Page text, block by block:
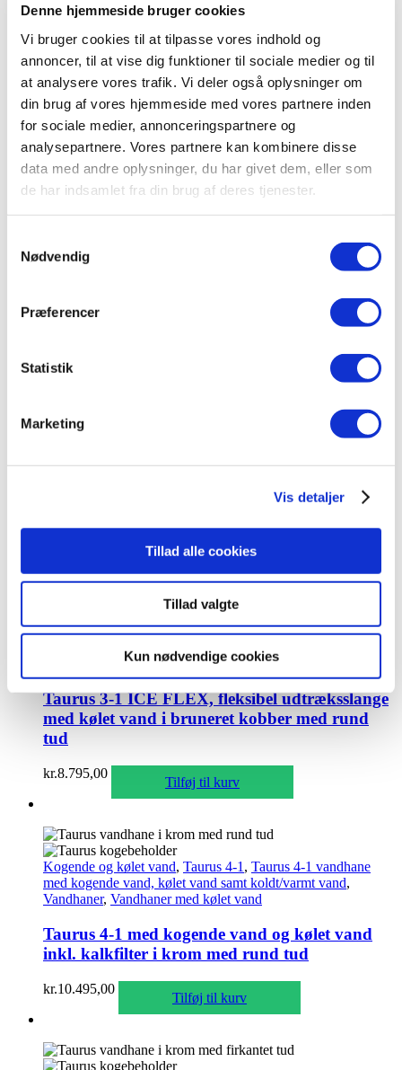
Denne hjemmeside bruger cookies
Vi bruger cookies til at tilpasse vores indhold og
annoncer, til at vise dig funktioner til sociale medier og til
at analysere vores trafik. Vi deler også oplysninger om
din brug af vores hjemmeside med vores partnere inden
for sociale medier, annonceringspartnere og
analysepartnere. Vores partnere kan kombinere disse
data med andre oplysninger, du har givet dem, eller som
de har indsamlet fra din brug af deres tjenester.
Nødvendig
Præferencer
Statistik
Marketing
Vis detaljer
Tillad alle cookies
Tillad valgte
Kun nødvendige cookies
Taurus 3-1 ICE FLEX, fleksibel udtræksslange
med kølet vand i børstet med rund tud
kr.7.995,00
Tilføj til kurv
Kølet vand med udtræk,Taurus 3-1,Taurus 3-1 ICE med
kølet vand samt koldt/varmt vand
Vandhaner
kølet vand,Vandhaner med udtræksslange
Taurus 3-1 ICE FLEX, fleksibel udtræksslange
kr.7.995,00
kølet vand samt koldt/varmt vand
Vandhaner med
kølet vand
Taurus 3-1 ICE FLEX, fleksibel udtræksslange
med kølet vand i messing med rund tud
Tilføj til kurv
Kølet vand med udtræk,Taurus 3-1,Taurus 3-1 ICE med
kølet vand samt koldt/varmt vand
Vandhaner
Vandhaner med udtræksslange
Taurus 3-1 ICE FLEX, fleksibel udtræksslange
med kølet vand i bruneret kobber med rund
tud
kr.8.795,00
Tilføj til kurv
Kogende og kølet vand, Taurus 4-1 , Taurus 4-1 vandhane
med kogende vand, kølet vand samt koldt/varmt vand,
Vandhaner, Vandhaner med kølet vand
Taurus 4-1 med kogende vand og kølet vand
inkl. kalkfilter i krom med rund tud
kr.10.495,00
Tilføj til kurv